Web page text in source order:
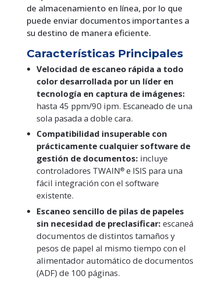
de almacenamiento en línea, por lo que
puede enviar documentos importantes a
su destino de manera eficiente.
Características Principales
Velocidad de escaneo rápida a todo
color desarrollada por un líder en
tecnología en captura de imágenes:
hasta 45 ppm/90 ipm. Escaneado de una
sola pasada a doble cara.
Compatibilidad insuperable con
prácticamente cualquier software de
gestión de documentos: incluye
controladores TWAIN® e ISIS para una
fácil integración con el software
existente.
Escaneo sencillo de pilas de papeles
sin necesidad de preclasificar: escaneá
documentos de distintos tamaños y
pesos de papel al mismo tiempo con el
alimentador automático de documentos
(ADF) de 100 páginas.